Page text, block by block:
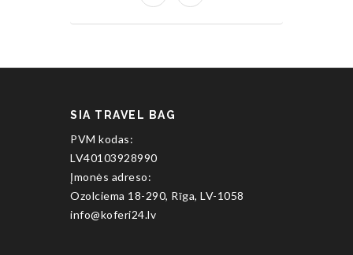
SIA TRAVEL BAG
PVM kodas:
LV40103928990
Įmonės adreso:
Ozolciema 18-290, Rīga, LV-1058
info@koferi24.lv